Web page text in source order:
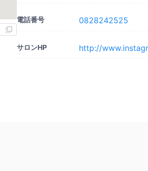
電話番号 0828242525
サロンHP http://